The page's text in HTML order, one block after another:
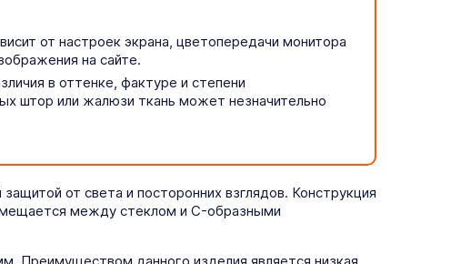
от настроек экрана, цветопередачи монитора
на сайте.
в оттенке, фактуре и степени
штор или жалюзи ткань может незначительно
от света и посторонних взглядов. Конструкция
между стеклом и C-образными